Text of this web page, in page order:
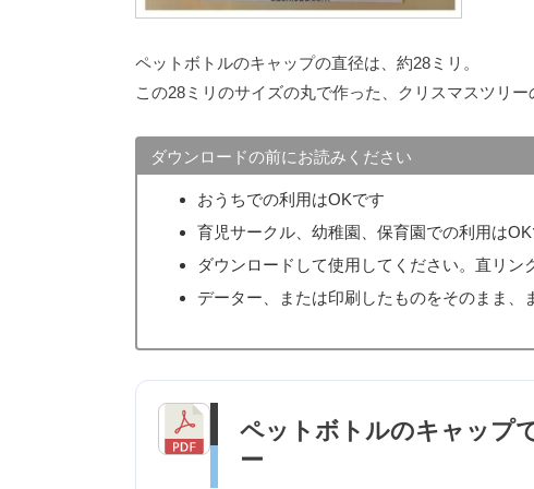
ペットボトルのキャップの直径は、約28ミリ。
この28ミリのサイズの丸で作った、クリスマスツリー
ダウンロードの前にお読みください
おうちでの利用はOKです
育児サークル、幼稚園、保育園での利用は
ダウンロードして使用してください。直リン
データー、または印刷したものをそのまま
ペットボトルのキャップ
ー